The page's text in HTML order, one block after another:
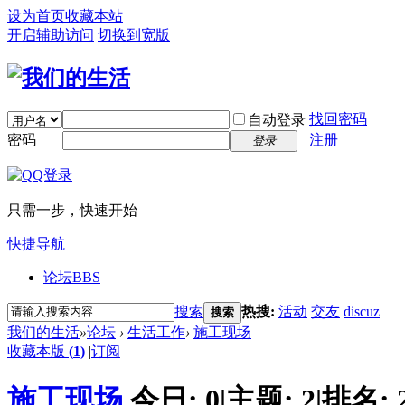
设为首页收藏本站
开启辅助访问 切换到宽版
自动登录 找回密码
密码
登录 注册
只需一步，快速开始
快捷导航
论坛BBS
搜索 搜索 热搜: 活动 交友 discuz
我们的生活»论坛 › 生活工作› 施工现场
收藏本版 (1) |订阅